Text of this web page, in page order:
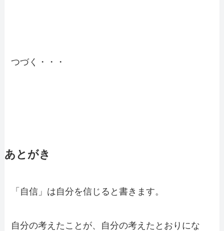
つづく・・・
あとがき
「自信」は自分を信じると書きます。
自分の考えたことが、自分の考えたとおりにな